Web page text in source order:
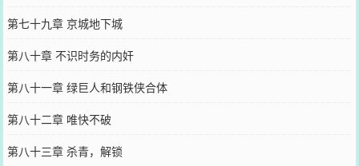
第七十九章 京城地下城
第八十章 不识时务的内奸
第八十一章 绿巨人和钢铁侠合体
第八十二章 唯快不破
第八十三章 杀青，解锁